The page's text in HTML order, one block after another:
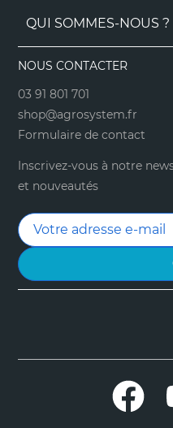
QUI SOMMES-NOUS ?
NOUS CONTACTER
03 91 801 701
shop@agrosystem.fr
Formulaire de contact
Inscrivez-vous à notre
et nouveautés